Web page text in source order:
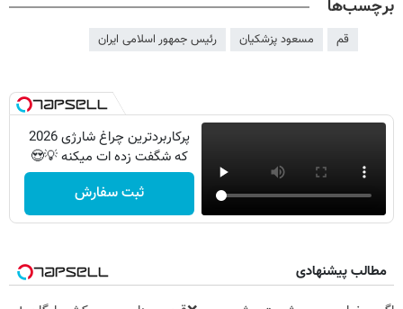
برچسب‌ها
قم مسعود پزشکیان رئیس جمهور اسلامی ایران
پرکاربردترین چراغ شارژی 2026
که شگفت زده ات میکنه 💡😍
ثبت سفارش
مطالب پیشنهادی